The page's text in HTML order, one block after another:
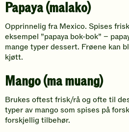
Papaya (malako)
Opprinnelig fra Mexico. Spises
eksempel ”papaya bok-bok” –
mange typer dessert. Frøene kan
kjøtt.
Mango (ma muang)
Brukes oftest frisk/rå og ofte til
typer av mango som spises på
forskjellig tilbehør.